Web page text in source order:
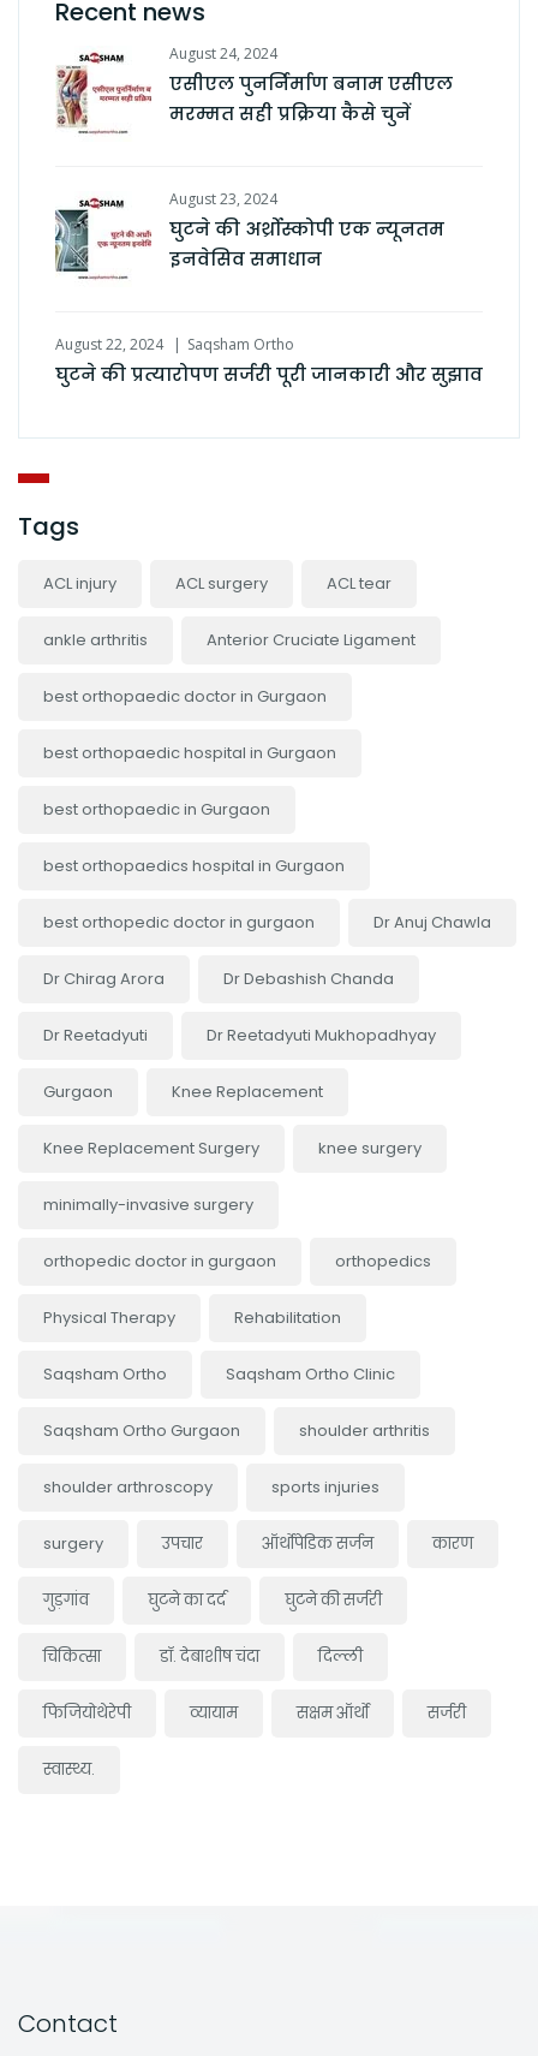
Recent news
August 24, 2024
एसीएल पुनर्निर्माण बनाम एसीएल
मरम्मत सही प्रक्रिया कैसे चुनें
August 23, 2024
घुटने की अर्थ्रोस्कोपी एक न्यूनतम
इनवेसिव समाधान
August 22, 2024 Saqsham Ortho
घुटने की प्रत्यारोपण सर्जरी पूरी जानकारी और सुझाव
Tags
ACL injury ACL surgery ACL tear
ankle arthritis Anterior Cruciate Ligament
best orthopaedic doctor in Gurgaon
best orthopaedic hospital in Gurgaon
best orthopaedic in Gurgaon
best orthopaedics hospital in Gurgaon
best orthopedic doctor in gurgaon Dr Anuj Chawla
Dr Chirag Arora Dr Debashish Chanda
Dr Reetadyuti Dr Reetadyuti Mukhopadhyay
Gurgaon Knee Replacement
Knee Replacement Surgery knee surgery
minimally-invasive surgery
orthopedic doctor in gurgaon orthopedics
Physical Therapy Rehabilitation
Saqsham Ortho Saqsham Ortho Clinic
Saqsham Ortho Gurgaon shoulder arthritis
shoulder arthroscopy sports injuries
surgery उपचार ऑर्थोपेडिक सर्जन कारण
गुड़गांव घुटने का दर्द घुटने की सर्जरी
चिकित्सा डॉ. देबाशीष चंदा दिल्ली
फिजियोथेरेपी व्यायाम सक्षम ऑर्थो सर्जरी
स्वास्थ्य.
Contact